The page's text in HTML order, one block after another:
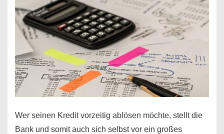
diesen
Regeln!
Wer seinen Kredit vorzeitig ablösen möchte, stellt die
Bank und somit auch sich selbst vor ein großes